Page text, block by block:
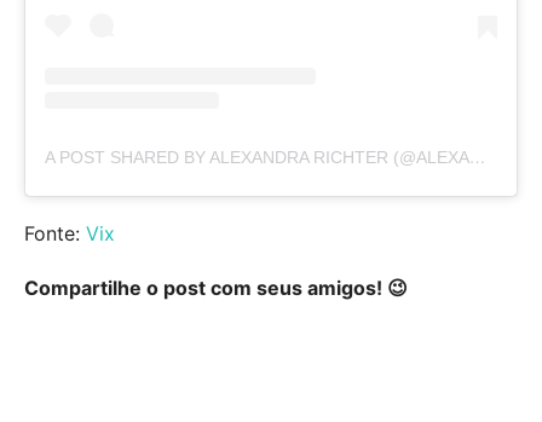
A POST SHARED BY ALEXANDRA RICHTER (@ALEXANDRARICHTEROFICIAL)
Fonte: Vix
Compartilhe o post com seus amigos! 😉